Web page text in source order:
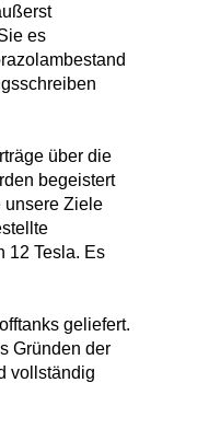
es
über die
begeistert
unsere Ziele
12 Tesla. Es
geliefert.
Gründen der
vollständig